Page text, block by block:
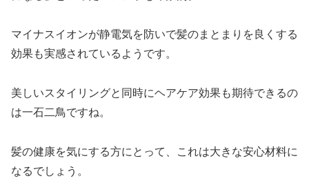
マイナスイオンが静電気を防いで髪のまとまりを良くする
効果も実感されているようです。
美しいスタイリングと同時にヘアケア効果も期待できるの
は一石二鳥ですね。
髪の健康を気にする方にとって、これは大きな安心材料に
なるでしょう。